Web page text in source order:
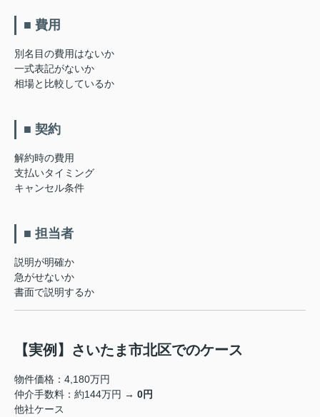
■ 費用
別名目の費用はないか
一式表記がないか
相場と比較しているか
■ 契約
解約時の費用
支払いタイミング
キャンセル条件
■ 担当者
説明が明確か
急がせないか
書面で説明するか
【実例】さいたま市北区でのケース
物件価格：4,180万円
仲介手数料：約144万円 → 0円
他社ケース